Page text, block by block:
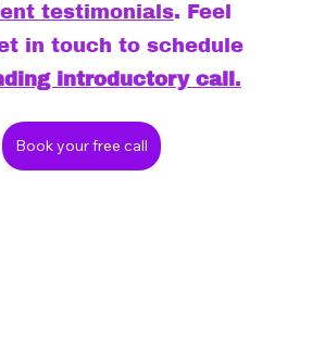
testimonials. Feel
in touch to schedule
introductory call .
Book your free call